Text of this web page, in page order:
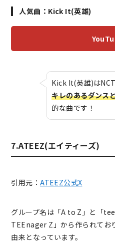
人気曲：Kick It(英雄)
Kick It(英雄)は
キレのあるダンス
的な曲です！
7.ATEEZ(エイティーズ)
引用元：ATEEZ公式X
グループ名は「A to Z」と「
TEEnager Z」から作られてお
由来となっています。